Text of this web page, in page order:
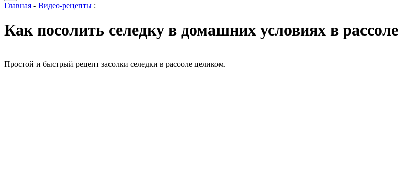
Главная - Видео-рецепты :
Как посолить селедку в домашних условиях в рассоле
Простой и быстрый рецепт засолки селедки в рассоле целиком.